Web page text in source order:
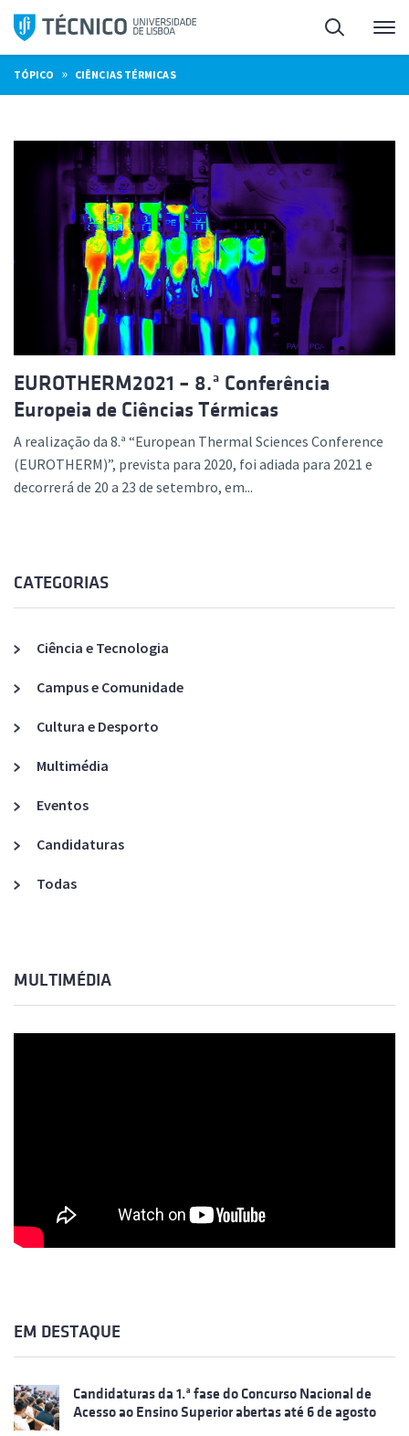
Saltar
para
o
conteúdo
Pesquisa
TÓPICO » CIÊNCIAS TÉRMICAS
EUROTHERM2021 – 8.ª Conferência
Europeia de Ciências Térmicas
A realização da 8.ª “European Thermal Sciences Conference
(EUROTHERM)”, prevista para 2020, foi adiada para 2021 e
decorrerá de 20 a 23 de setembro, em...
CATEGORIAS
Ciência e Tecnologia
Campus e Comunidade
Cultura e Desporto
Multimédia
Eventos
Candidaturas
Todas
MULTIMÉDIA
EM DESTAQUE
Candidaturas da 1.ª fase do Concurso Nacional de
Acesso ao Ensino Superior abertas até 6 de agosto